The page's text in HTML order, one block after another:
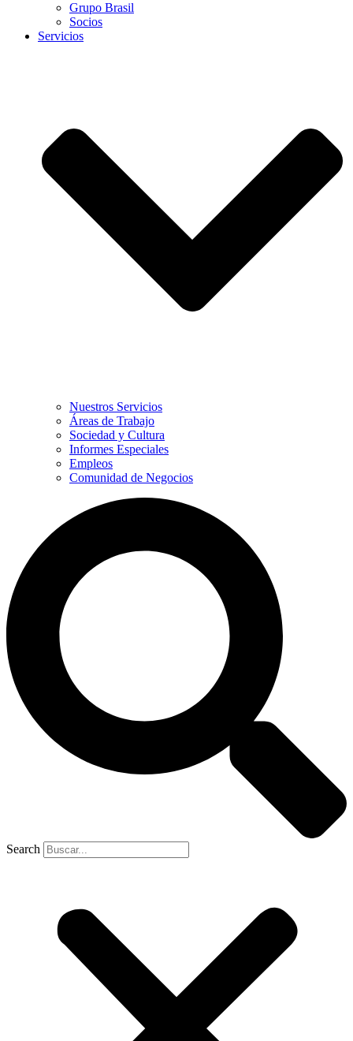
Grupo Brasil
Socios
Servicios
Nuestros Servicios
Áreas de Trabajo
Sociedad y Cultura
Informes Especiales
Empleos
Comunidad de Negocios
Search